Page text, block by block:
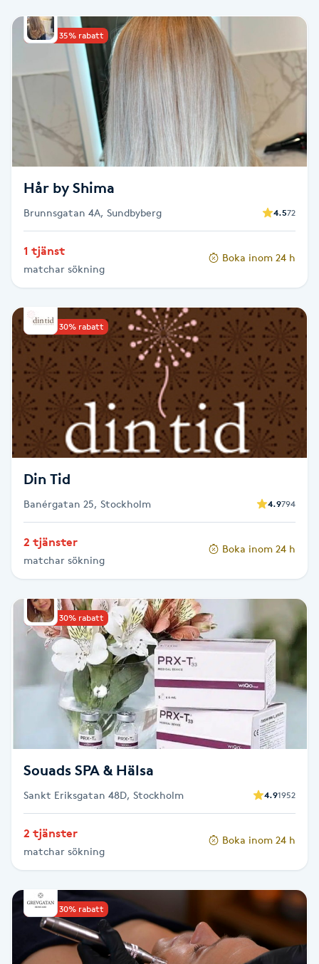
IPL hårborttagning
IR-massage
Japansk massage
K18
Kemisk peeling
Keratinbehandling
Kinesiologi
Kinesisk medicin
Kiropraktik
Klippning
Klippning & Slingor
Koppningsmassage
Kosmetisk tatuering
Kostrådgivning
Kroppsinpackning
Kärlbehandling
L
Laserbehandling
Lashlift Keratin
Upp till 35% rabatt
Hår by Shima
Brunnsgatan 4A, Sundbyberg 4.572
1 tjänst
matchar sökning
Boka inom 24 h
Upp till 30% rabatt
Din Tid
Banérgatan 25, Stockholm 4.9794
2 tjänster
matchar sökning
Boka inom 24 h
Upp till 30% rabatt
Souads SPA & Hälsa
Sankt Eriksgatan 48D, Stockholm 4.91952
2 tjänster
matchar sökning
Boka inom 24 h
Upp till 30% rabatt